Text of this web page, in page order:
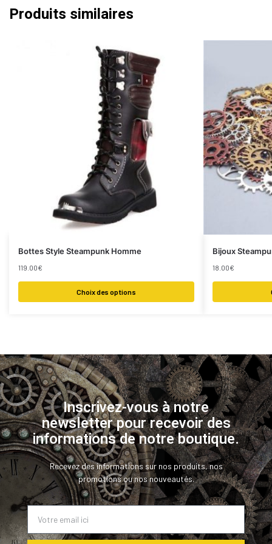
Produits similaires
Bottes Style Steampunk Homme
119.00€
Choix des options
Bijoux
18.00€
Inscrivez-vous à notre
newsletter pour recevoir des
informations de notre boutique.
Recevez des informations sur nos produits, nos
promotions ou nos nouveautés.